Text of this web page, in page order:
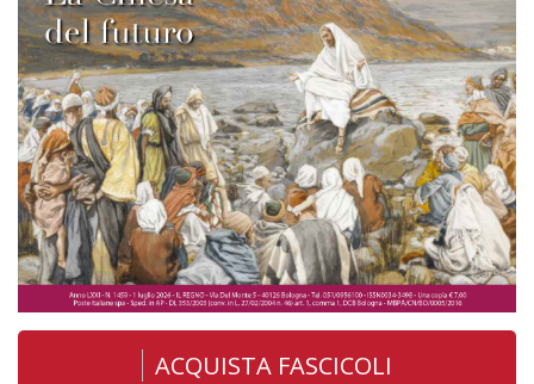
ACQUISTA FASCICOLI